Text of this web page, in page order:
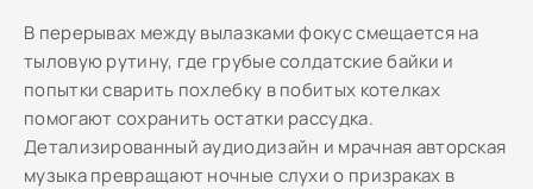
В перерывах между вылазками фокус смещается на
тыловую рутину, где грубые солдатские байки и
попытки сварить похлебку в побитых котелках
помогают сохранить остатки рассудка.
Детализированный аудиодизайн и мрачная авторская
музыка превращают ночные слухи о призраках в